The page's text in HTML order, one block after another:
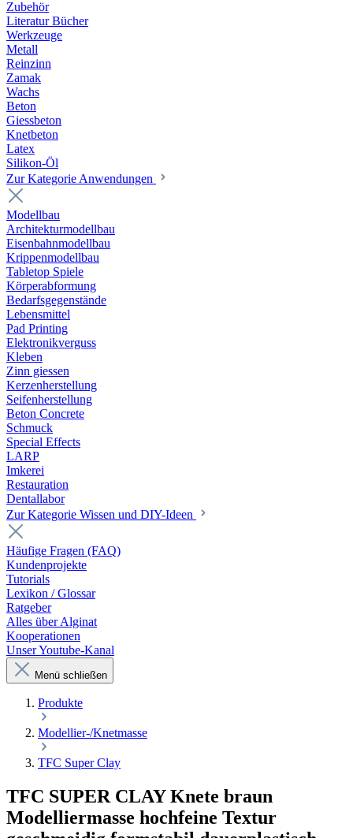
Zubehör
Literatur Bücher
Werkzeuge
Metall
Reinzinn
Zamak
Wachs
Beton
Giessbeton
Knetbeton
Latex
Silikon-Öl
Zur Kategorie Anwendungen
Modellbau
Architekturmodellbau
Eisenbahnmodellbau
Krippenmodellbau
Tabletop Spiele
Körperabformung
Bedarfsgegenstände
Lebensmittel
Pad Printing
Elektronikverguss
Kleben
Zinn giessen
Kerzenherstellung
Seifenherstellung
Beton Concrete
Schmuck
Special Effects
LARP
Imkerei
Restauration
Dentallabor
Zur Kategorie Wissen und DIY-Ideen
Häufige Fragen (FAQ)
Kundenprojekte
Tutorials
Lexikon / Glossar
Ratgeber
Alles über Alginat
Kooperationen
Unser Youtube-Kanal
Menü schließen
Produkte
Modellier-/Knetmasse
TFC Super Clay
TFC SUPER CLAY Knete braun
Modelliermasse hochfeine Textur